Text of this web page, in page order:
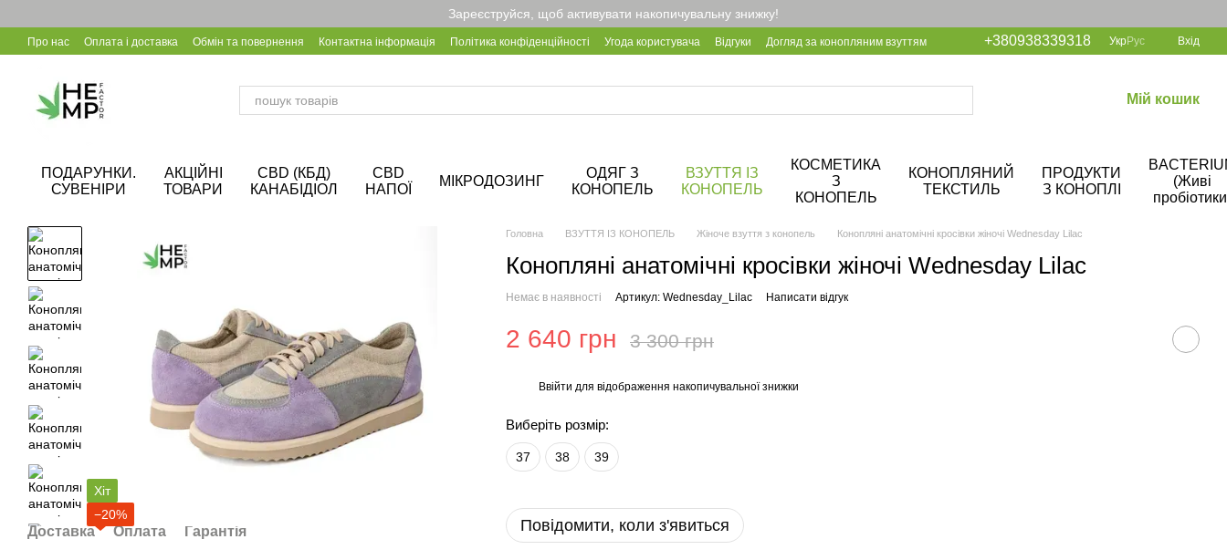
Зареєструйся, щоб активувати накопичувальну знижку!
Про нас Оплата і доставка Обмін та повернення Контактна інформація Політика конфіденційності Угода користувача Відгуки
Догляд за конопляним взуттям
+380938339318 УкрРус Вхід
Мій кошик
ПОДАРУНКИ.
СУВЕНІРИ
АКЦІЙНІ
ТОВАРИ
CBD (КБД)
КАНАБІДІОЛ
CBD
НАПОЇ
МІКРОДОЗИНГ
ОДЯГ З
КОНОПЕЛЬ
ВЗУТТЯ ІЗ
КОНОПЕЛЬ
КОСМЕТИКА
З
КОНОПЕЛЬ
КОНОПЛЯНИЙ
ТЕКСТИЛЬ
ПРОДУКТИ
З КОНОПЛІ
(Живі
Хіт
−20%
Доставка Оплата Гарантія
Головна ВЗУТТЯ ІЗ КОНОПЕЛЬ Жіноче взуття з конопель Конопляні анатомічні кросівки жіночі Wednesday Lilac
Конопляні анатомічні кросівки жіночі Wednesday Lilac
Немає в наявності Артикул: Wednesday_Lilac Написати відгук
2 640 грн 3 300 грн
Ввійти для відображення накопичувальної знижки
Виберіть розмір:
37 38 39
Повідомити, коли з'явиться